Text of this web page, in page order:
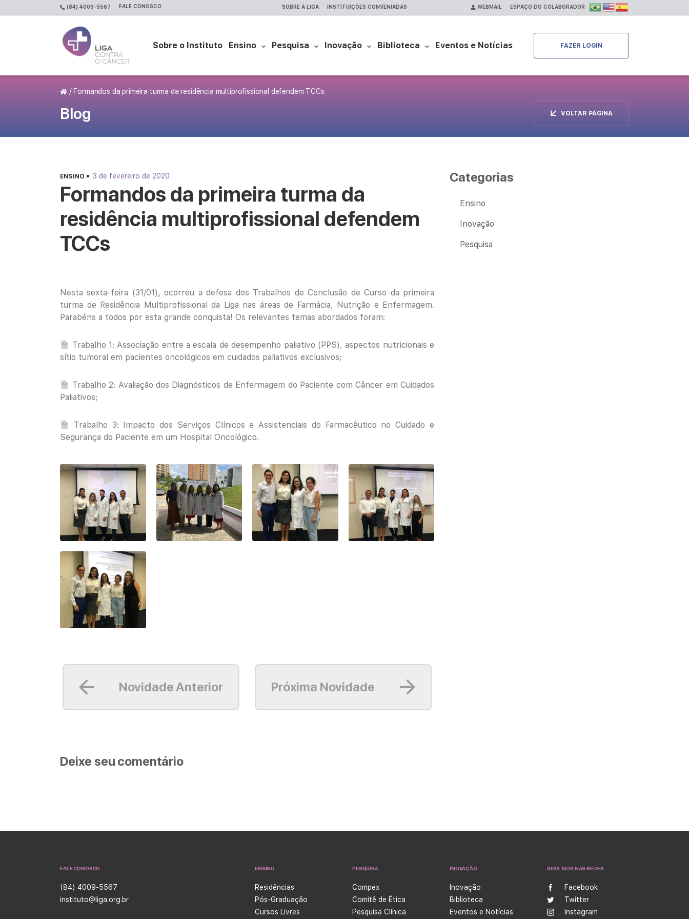
(84) 4009-5567 FALE CONOSCO SOBRE A LIGA INSTITUIÇÕES CONVENIADAS WEBMAIL ESPAÇO DO COLABORADOR
Sobre o Instituto Ensino Pesquisa Inovação Biblioteca Eventos e Notícias FAZER LOGIN
Página Inicial
/ Formandos da primeira turma da residência multiprofissional defendem TCCs
Blog VOLTAR PÁGINA
ENSINO • 3 de fevereiro de 2020
Formandos da primeira turma da
residência multiprofissional defendem
TCCs
Nesta sexta-feira (31/01), ocorreu a defesa dos Trabalhos de Conclusão de Curso da primeira
turma de Residência Multiprofissional da Liga nas áreas de Farmácia, Nutrição e Enfermagem.
Parabéns a todos por esta grande conquista! Os relevantes temas abordados foram:
Trabalho 1: Associação entre a escala de desempenho paliativo (PPS), aspectos nutricionais e
sítio tumoral em pacientes oncológicos em cuidados paliativos exclusivos;
Trabalho 2: Avaliação dos Diagnósticos de Enfermagem do Paciente com Câncer em Cuidados
Paliativos;
Trabalho 3: Impacto dos Serviços Clínicos e Assistenciais do Farmacêutico no Cuidado e
Segurança do Paciente em um Hospital Oncológico.
Novidade Anterior Próxima Novidade
Deixe seu comentário
Categorias
Ensino
Inovação
Pesquisa
FALE CONOSCO
(84) 4009-5567
instituto@liga.org.br
ENSINO
Residências
Pós-Graduação
Cursos Livres
PESQUISA
Compex
Comitê de Ética
Pesquisa Clínica
INOVAÇÃO
Inovação
Biblioteca
Eventos e Notícias
SIGA-NOS NAS REDES
Facebook
Twitter
Instagram